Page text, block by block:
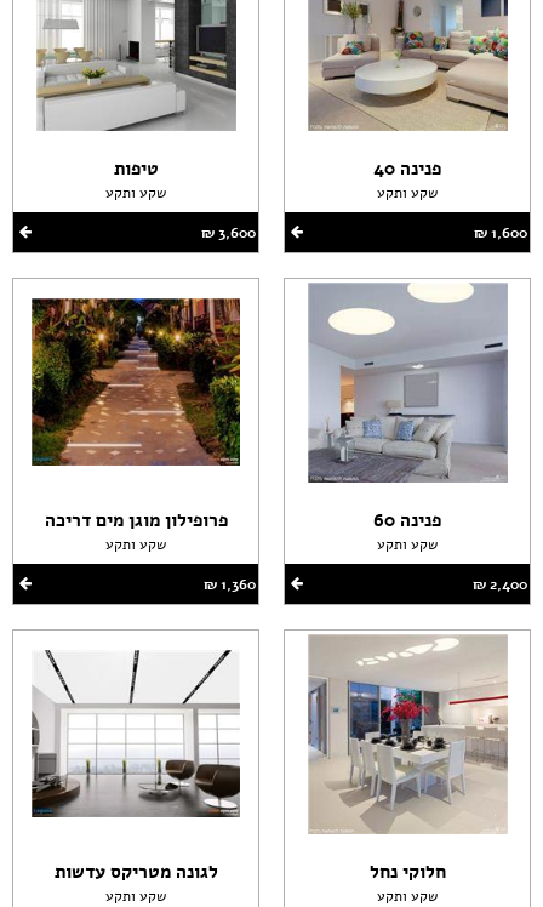
פנינה 40
שקע ותקע
1,600 ‏₪
פנינה 60
שקע ותקע
2,400 ‏₪
חלוקי נחל
שקע ותקע
טיפות
שקע ותקע
3,600 ‏₪
פרופילון מוגן מים דריכה
שקע ותקע
1,360 ‏₪
לגונה מטריקס עדשות
שקע ותקע